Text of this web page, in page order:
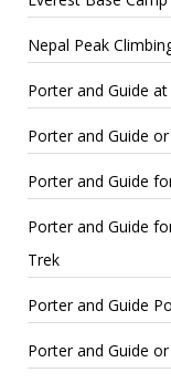
Nepal Peak
Porter and Guide at
Porter and Guide
Porter and Guide
Porter and Guide
Trek
Porter and Guide
Porter and Guide